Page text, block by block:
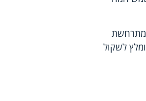
מתרחשת
לשקול